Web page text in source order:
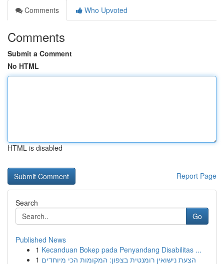
Comments
Who Upvoted
Comments
Submit a Comment
No HTML
HTML is disabled
Report Page
Search
Go
Published News
1 Kecanduan Bokep pada Penyandang Disabilitas ...
1 הצעת נישואין רומנטית בצפון: המקומות הכי מיוחדים